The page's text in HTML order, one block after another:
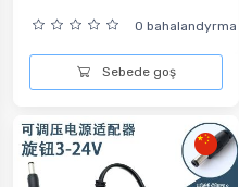
0 bahalandyrma
Sebede goş